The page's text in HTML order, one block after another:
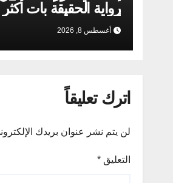
رواية الحقيقة بات أكثر
أهمية من أي وقت
أغسطس 8, 2026
اترك تعليقاً
لن يتم نشر عنوان بريدك
التعليق *